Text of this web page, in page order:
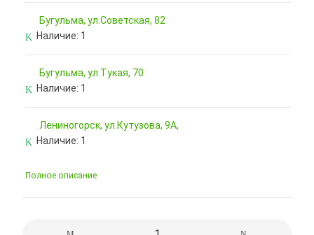
Бугульма, ул.Советская, 82
Наличие: 1
Бугульма, ул.Тукая, 70
Наличие: 1
Лениногорск, ул.Кутузова, 9А,
Наличие: 1
Полное описание